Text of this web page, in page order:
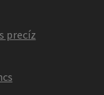
precíz